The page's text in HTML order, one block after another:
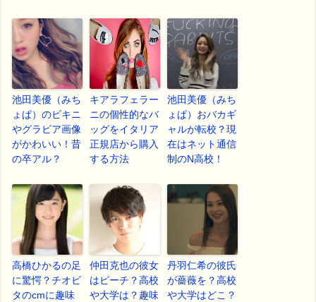
池田美優（みち
ょぱ）のビキニ
やグラビア画像
がかわいい！昔
の卒アル？
キアラフェラー
ニの個性的なバ
ッグをイタリア
正規店から購入
する方法
池田美優（みち
ょぱ）おバカギ
ャルが転校？現
在はネット通信
制のN高校！
高橋ひかるの足
に驚愕？チオビ
タのcmに趣味
仲田克也の彼女
はピーチ？高校
や大学は？趣味
丹羽仁希の彼氏
が薔薇を？高校
や大学はどこ？